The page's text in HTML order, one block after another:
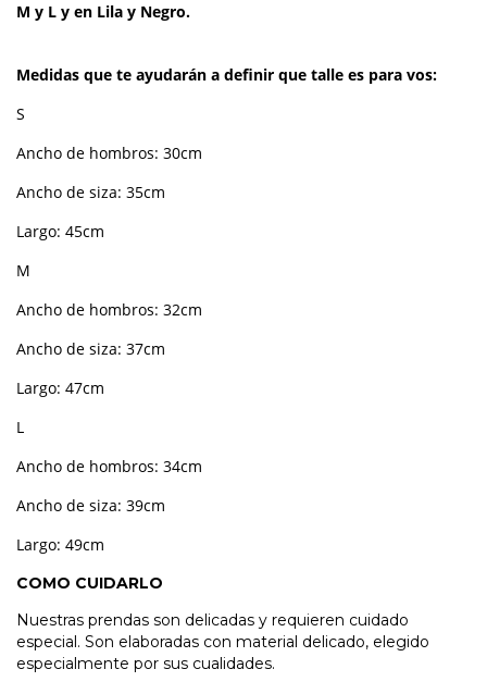
M y L y en Lila y Negro.
Medidas que te ayudarán a definir que talle es para vos:
S
Ancho de hombros: 30cm
Ancho de siza: 35cm
Largo: 45cm
M
Ancho de hombros: 32cm
Ancho de siza: 37cm
Largo: 47cm
L
Ancho de hombros: 34cm
Ancho de siza: 39cm
Largo: 49cm
COMO CUIDARLO
Nuestras prendas son delicadas y requieren cuidado
especial. Son elaboradas con material delicado, elegido
especialmente por sus cualidades.